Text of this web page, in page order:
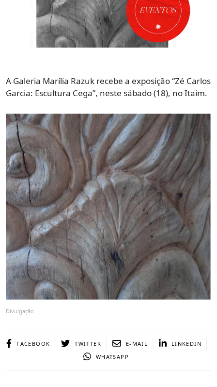
A Galeria Marília Razuk recebe a exposição “Zé Carlos
Garcia: Escultura Cega”, neste sábado (18), no Itaim.
Divulgação
FACEBOOK TWITTER E-MAIL
LINKEDIN
WHATSAPP